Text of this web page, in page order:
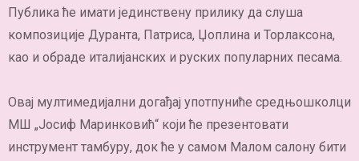
Публика ће имати јединствену прилику да слуша
композиције Дуранта, Патриса, Џоплина и Торлаксона,
као и обраде италијанских и руских популарних песама.
Овај мултимедијални догађај употпуниће средњошколци
МШ „Јосиф Маринковић“ који ће презентовати
инструмент тамбуру, док ће у самом Малом салону бити